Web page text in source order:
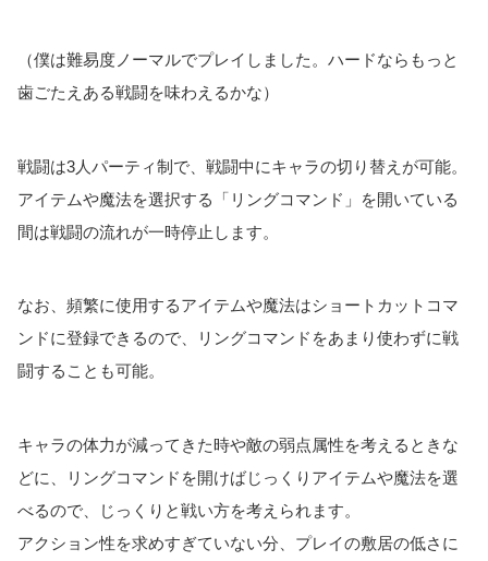
（僕は難易度ノーマルでプレイしました。ハードならもっと
歯ごたえある戦闘を味わえるかな）
戦闘は3人パーティ制で、戦闘中にキャラの切り替えが可能。
アイテムや魔法を選択する「リングコマンド」を開いている
間は戦闘の流れが一時停止します。
なお、頻繁に使用するアイテムや魔法はショートカットコマ
ンドに登録できるので、リングコマンドをあまり使わずに戦
闘することも可能。
キャラの体力が減ってきた時や敵の弱点属性を考えるときな
どに、リングコマンドを開けばじっくりアイテムや魔法を選
べるので、じっくりと戦い方を考えられます。
アクション性を求めすぎていない分、プレイの敷居の低さに